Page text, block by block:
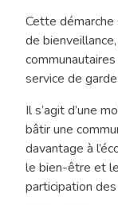
Cette démarche
de
service de
Il s’agit d’une
bâtir une
davantage à
le bien-être et
participation